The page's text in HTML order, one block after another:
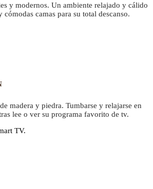
y modernos. Un ambiente relajado y cálido
cómodas camas para su total descanso.
madera y piedra. Tumbarse y relajarse en
lee o ver su programa favorito de tv.
TV.